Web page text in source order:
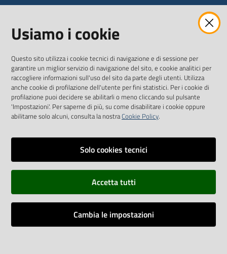
SEGUICI SU
TwitterFacebookYoutube
Vai alla pagina
Dichiarazione di accessibilità
Vecchio sito
Usiamo i cookie
Questo sito utilizza i cookie tecnici di navigazione e di sessione per
garantire un miglior servizio di navigazione del sito, e cookie analitici per
raccogliere informazioni sull'uso del sito da parte degli utenti. Utilizza
anche cookie di profilazione dell'utente per fini statistici. Per i cookie di
profilazione puoi decidere se abilitarli o meno cliccando sul pulsante
'Impostazioni'. Per saperne di più, su come disabilitare i cookie oppure
abilitarne solo alcuni, consulta la nostraCookie Policy.
Solo cookies tecnici
Accetta tutti
Cambia le impostazioni